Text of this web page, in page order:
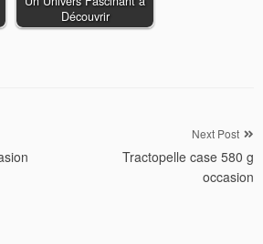
Découvrir
Next Post
Tractopelle case 580 g
occasion